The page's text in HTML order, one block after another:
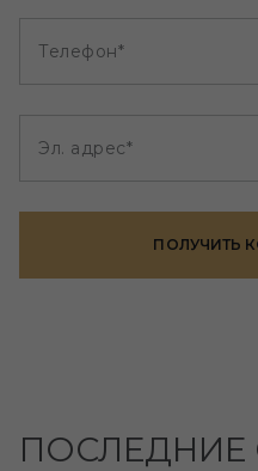
Телефон*
Эл. адрес*
ПОЛУЧИТЬ
ПОСЛЕДНИЕ